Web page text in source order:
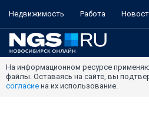
Недвижимость Работа
На информационном ресурсе
файлы. Оставаясь на сайте, вы
согласие на их использование.